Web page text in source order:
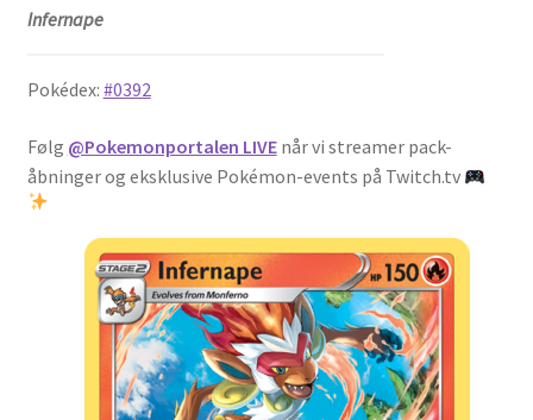
Infernape
Pokédex: #0392
Følg @Pokemonportalen LIVEnår vi streamer pack-
åbninger og eksklusive Pokémon-events på Twitch.tv